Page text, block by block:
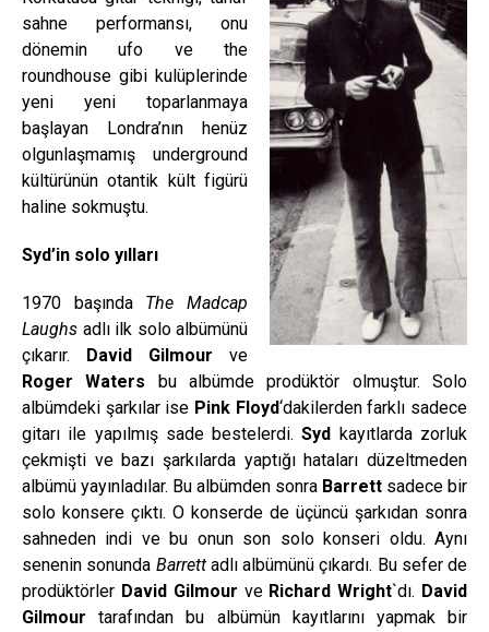
sahne performansı, onu
dönemin ufo ve the
roundhouse gibi kulüplerinde
yeni yeni toparlanmaya
başlayan Londra’nın henüz
olgunlaşmamış underground
kültürünün otantik kült figürü
haline sokmuştu.
Syd’in solo yılları
1970 başındaThe Madcap
Laughs adlı ilk solo albümünü
çıkarır. David Gilmour ve
Roger Waters bu albümde prodüktör olmuştur. Solo
albümdeki şarkılar ise Pink Floyd‘dakilerden farklı sadece
gitarı ile yapılmış sade bestelerdi.Syd
kayıtlarda zorluk
çekmişti ve bazı şarkılarda yaptığı hataları düzeltmeden
albümü yayınladılar. Bu albümden sonra Barrett sadece bir
solo konsere çıktı. O konserde de üçüncü şarkıdan sonra
sahneden indi ve bu onun son solo konseri oldu. Aynı
senenin sonunda Barrettadlı albümünü çıkardı. Bu sefer de
prodüktörler David Gilmour ve Richard Wright`dı. David
Gilmour tarafından bu albümün kayıtlarını yapmak bir